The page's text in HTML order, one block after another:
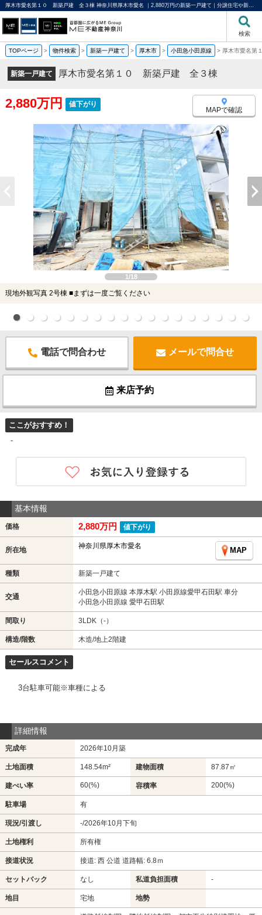
厚木市愛名第１０ 新築戸建 全３棟 神奈川県厚木市愛名 ｜2,880万円の新築一戸建て｜分譲住宅や新築物件｜ME不動産神奈川
検索
TOPページ > 物件検索 > 新築一戸建て > 厚木市 > 小田急小田原線 > 厚木市愛名
新築一戸建て 厚木市愛名第１０ 新築戸建 全３棟
2,880万円 値下がり
MAPで確認
1/18
現地外観写真 2号棟 ■まずは一度ご覧ください
電話で問合わせ メールで問合せ
来店予約
ここがおすすめ！
-
基本情報
価格 2,880万円 値下がり
所在地 神奈川県厚木市愛名
MAP
種類 新築一戸建て
交通
小田急小田原線 本厚木駅 小田原線愛甲石田駅 車分
小田急小田原線 愛甲石田駅
間取り 3LDK（-）
構造/階数 木造/地上2階建
セールスコメント
3台駐車可能※車種による
詳細情報
完成年 2026年10月築
土地面積 148.54m² 建物面積 87.87㎡
建ぺい率 60(%) 容積率 200(%)
駐車場 有
現況/引渡し -/2026年10月下旬
土地権利 所有権
接道状況 接道: 西 公道 道路幅: 6.8ｍ
セットバック なし 私道負担面積 -
地目 宅地 地勢